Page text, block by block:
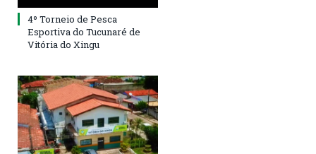
4º Torneio de Pesca
Esportiva do Tucunaré de
Vitória do Xingu